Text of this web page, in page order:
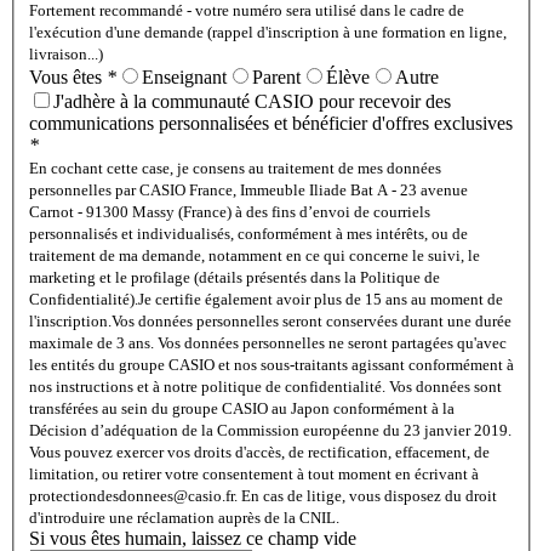
Fortement recommandé - votre numéro sera utilisé dans le cadre de
l'exécution d'une demande (rappel d'inscription à une formation en ligne,
livraison...)
Vous êtes * Enseignant Parent Élève
Autre
J'adhère à la communauté CASIO pour recevoir des
communications personnalisées et bénéficier d'offres exclusives
*
En cochant cette case, je consens au traitement de mes données
personnelles par CASIO France, Immeuble Iliade Bat A - 23 avenue
Carnot - 91300 Massy (France) à des fins d’envoi de courriels
personnalisés et individualisés, conformément à mes intérêts, ou de
traitement de ma demande, notamment en ce qui concerne le suivi, le
marketing et le profilage (détails présentés dans la Politique de
Confidentialité).Je certifie également avoir plus de 15 ans au moment de
l'inscription.Vos données personnelles seront conservées durant une durée
maximale de 3 ans. Vos données personnelles ne seront partagées qu'avec
les entités du groupe CASIO et nos sous-traitants agissant conformément à
nos instructions et à notre politique de confidentialité. Vos données sont
transférées au sein du groupe CASIO au Japon conformément à la
Décision d’adéquation de la Commission européenne du 23 janvier 2019.
Vous pouvez exercer vos droits d'accès, de rectification, effacement, de
limitation, ou retirer votre consentement à tout moment en écrivant à
protectiondesdonnees@casio.fr. En cas de litige, vous disposez du droit
d'introduire une réclamation auprès de la CNIL.
Si vous êtes humain, laissez ce champ vide